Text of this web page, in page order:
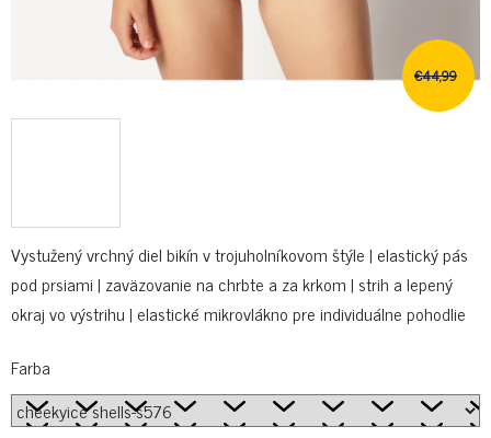
Vystužený vrchný diel bikín v trojuholníkovom štýle | elastický pás
pod prsiami | zaväzovanie na chrbte a za krkom | strih a lepený
okraj vo výstrihu | elastické mikrovlákno pre individuálne pohodlie
Farba
€44,99